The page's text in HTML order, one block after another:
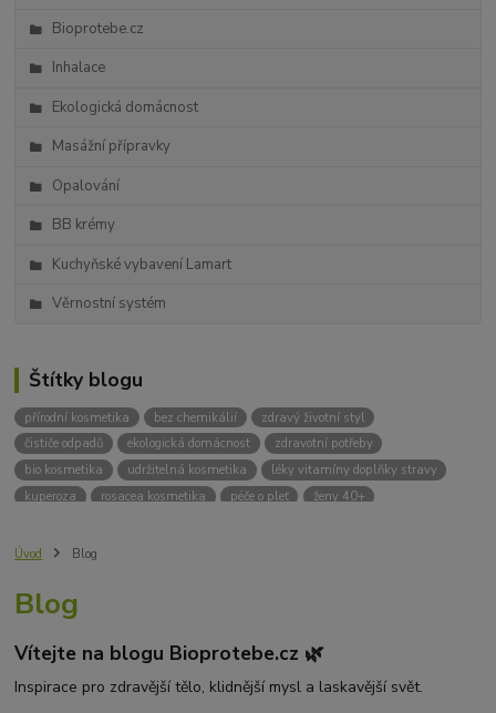
Bioprotebe.cz
Inhalace
Ekologická domácnost
Masážní přípravky
Opalování
BB krémy
Kuchyňské vybavení Lamart
Věrnostní systém
Štítky blogu
přírodní kosmetika bez chemikálií
zdravý životní styl
čističe odpadů
ekologická domácnost
zdravotní potřeby
bio kosmetika
udržitelná kosmetika
léky vitamíny doplňky stravy
kuperoza
rosacea kosmetika péče o pleť
ženy 40+
bez chemie
Přírodní čistící prostředky
Jak se zbavit lupů
Příčiny lupů Léčba lupů
Suchá pokožka hlavy a lupy
Přírodní prostředky na lupy
Úvod Blog
Blog
Vítejte na blogu Bioprotebe.cz 🌿
Inspirace pro zdravější tělo, klidnější mysl a laskavější svět.